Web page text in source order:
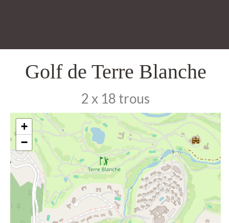
Golf de Terre Blanche
2 x 18 trous
+
−